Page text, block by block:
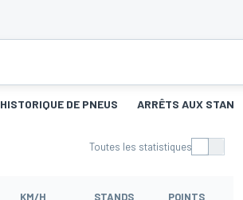
HISTORIQUE DE PNEUS ARRÊTS AUX STANDS
Toutes les statistiques
KM/H STANDS POINTS